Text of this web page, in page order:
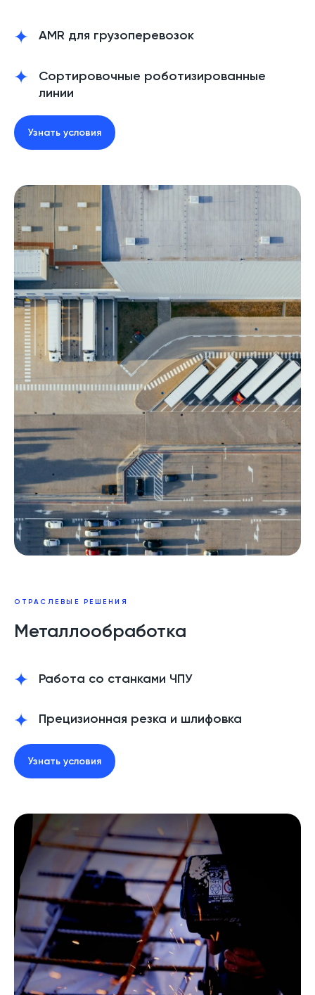
AMR для грузоперевозок
Сортировочные роботизированные
линии
Узнать условия
ОТРАСЛЕВЫЕ РЕШЕНИЯ
Металлообработка
Работа со станками ЧПУ
Прецизионная резка и шлифовка
Узнать условия